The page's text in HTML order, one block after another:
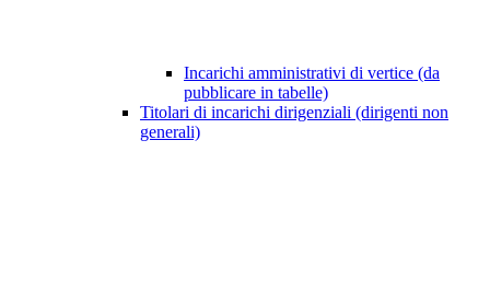
Incarichi amministrativi di vertice (da
pubblicare in tabelle)
Titolari di incarichi dirigenziali (dirigenti non
generali)